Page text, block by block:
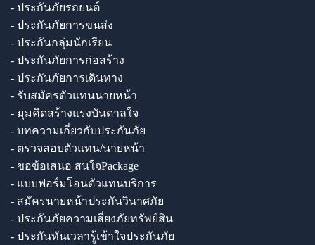
- ประกันภัยรถยนต์
- ประกันภัยการขนส่ง
- ประกันกลุ่มนักเรียน
- ประกันภัยการก่อสร้าง
- ประกันภัยการเดินทาง
- รับสมัครตัวแทนนายหน้า
- มุมคิดสร้างแรงบันดาลใจ
- บทความเกี่ยวกับประกันภัย
- ตรวจสอบตัวแทน/นายหน้า
- ขอข้อเสนอ สนใจPackage
- แบบฟอร์มโอนตัวแทนบริการ
- สมัครนายหน้าประกันวินาศภัย
- ประกันภัยความเสี่ยงภัยทรัพย์สิน
- ประกันทันเวลารู้เข้าใจประกันภัย